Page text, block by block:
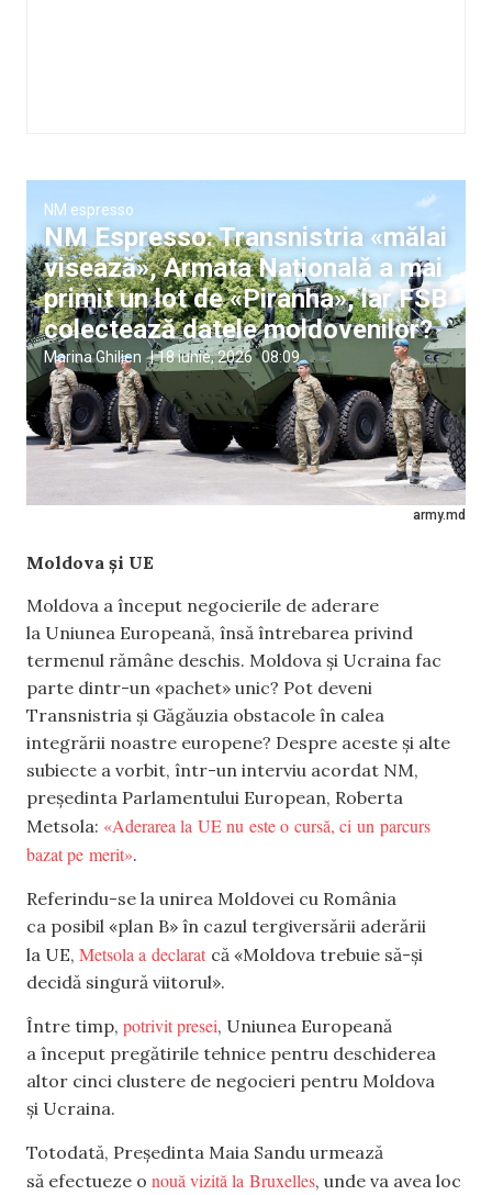
army.md
NM espresso
NM Espresso: Transnistria «mălai
visează», Armata Națională a mai
primit un lot de «Piranha», iar FSB
colectează datele moldovenilor?
Marina Ghilien |18 iunie, 2026 08:09
Moldova și UE
Moldova a început negocierile de aderare
la Uniunea Europeană, însă întrebarea privind
termenul rămâne deschis. Moldova și Ucraina fac
parte dintr-un «pachet» unic? Pot deveni
Transnistria și Găgăuzia obstacole în calea
integrării noastre europene? Despre aceste și alte
subiecte a vorbit, într-un interviu acordat NM,
președinta Parlamentului European, Roberta
Metsola: «Aderarea la UE nu este o cursă, ci un parcurs
bazat pe merit».
Referindu-se la unirea Moldovei cu România
ca posibil «plan B» în cazul tergiversării aderării
la UE, Metsola a declarat că «Moldova trebuie să-și
decidă singură viitorul».
Între timp, potrivit presei, Uniunea Europeană
a început pregătirile tehnice pentru deschiderea
altor cinci clustere de negocieri pentru Moldova
și Ucraina.
Totodată, Președinta Maia Sandu urmează
să efectueze o nouă vizită la Bruxelles, unde va avea loc